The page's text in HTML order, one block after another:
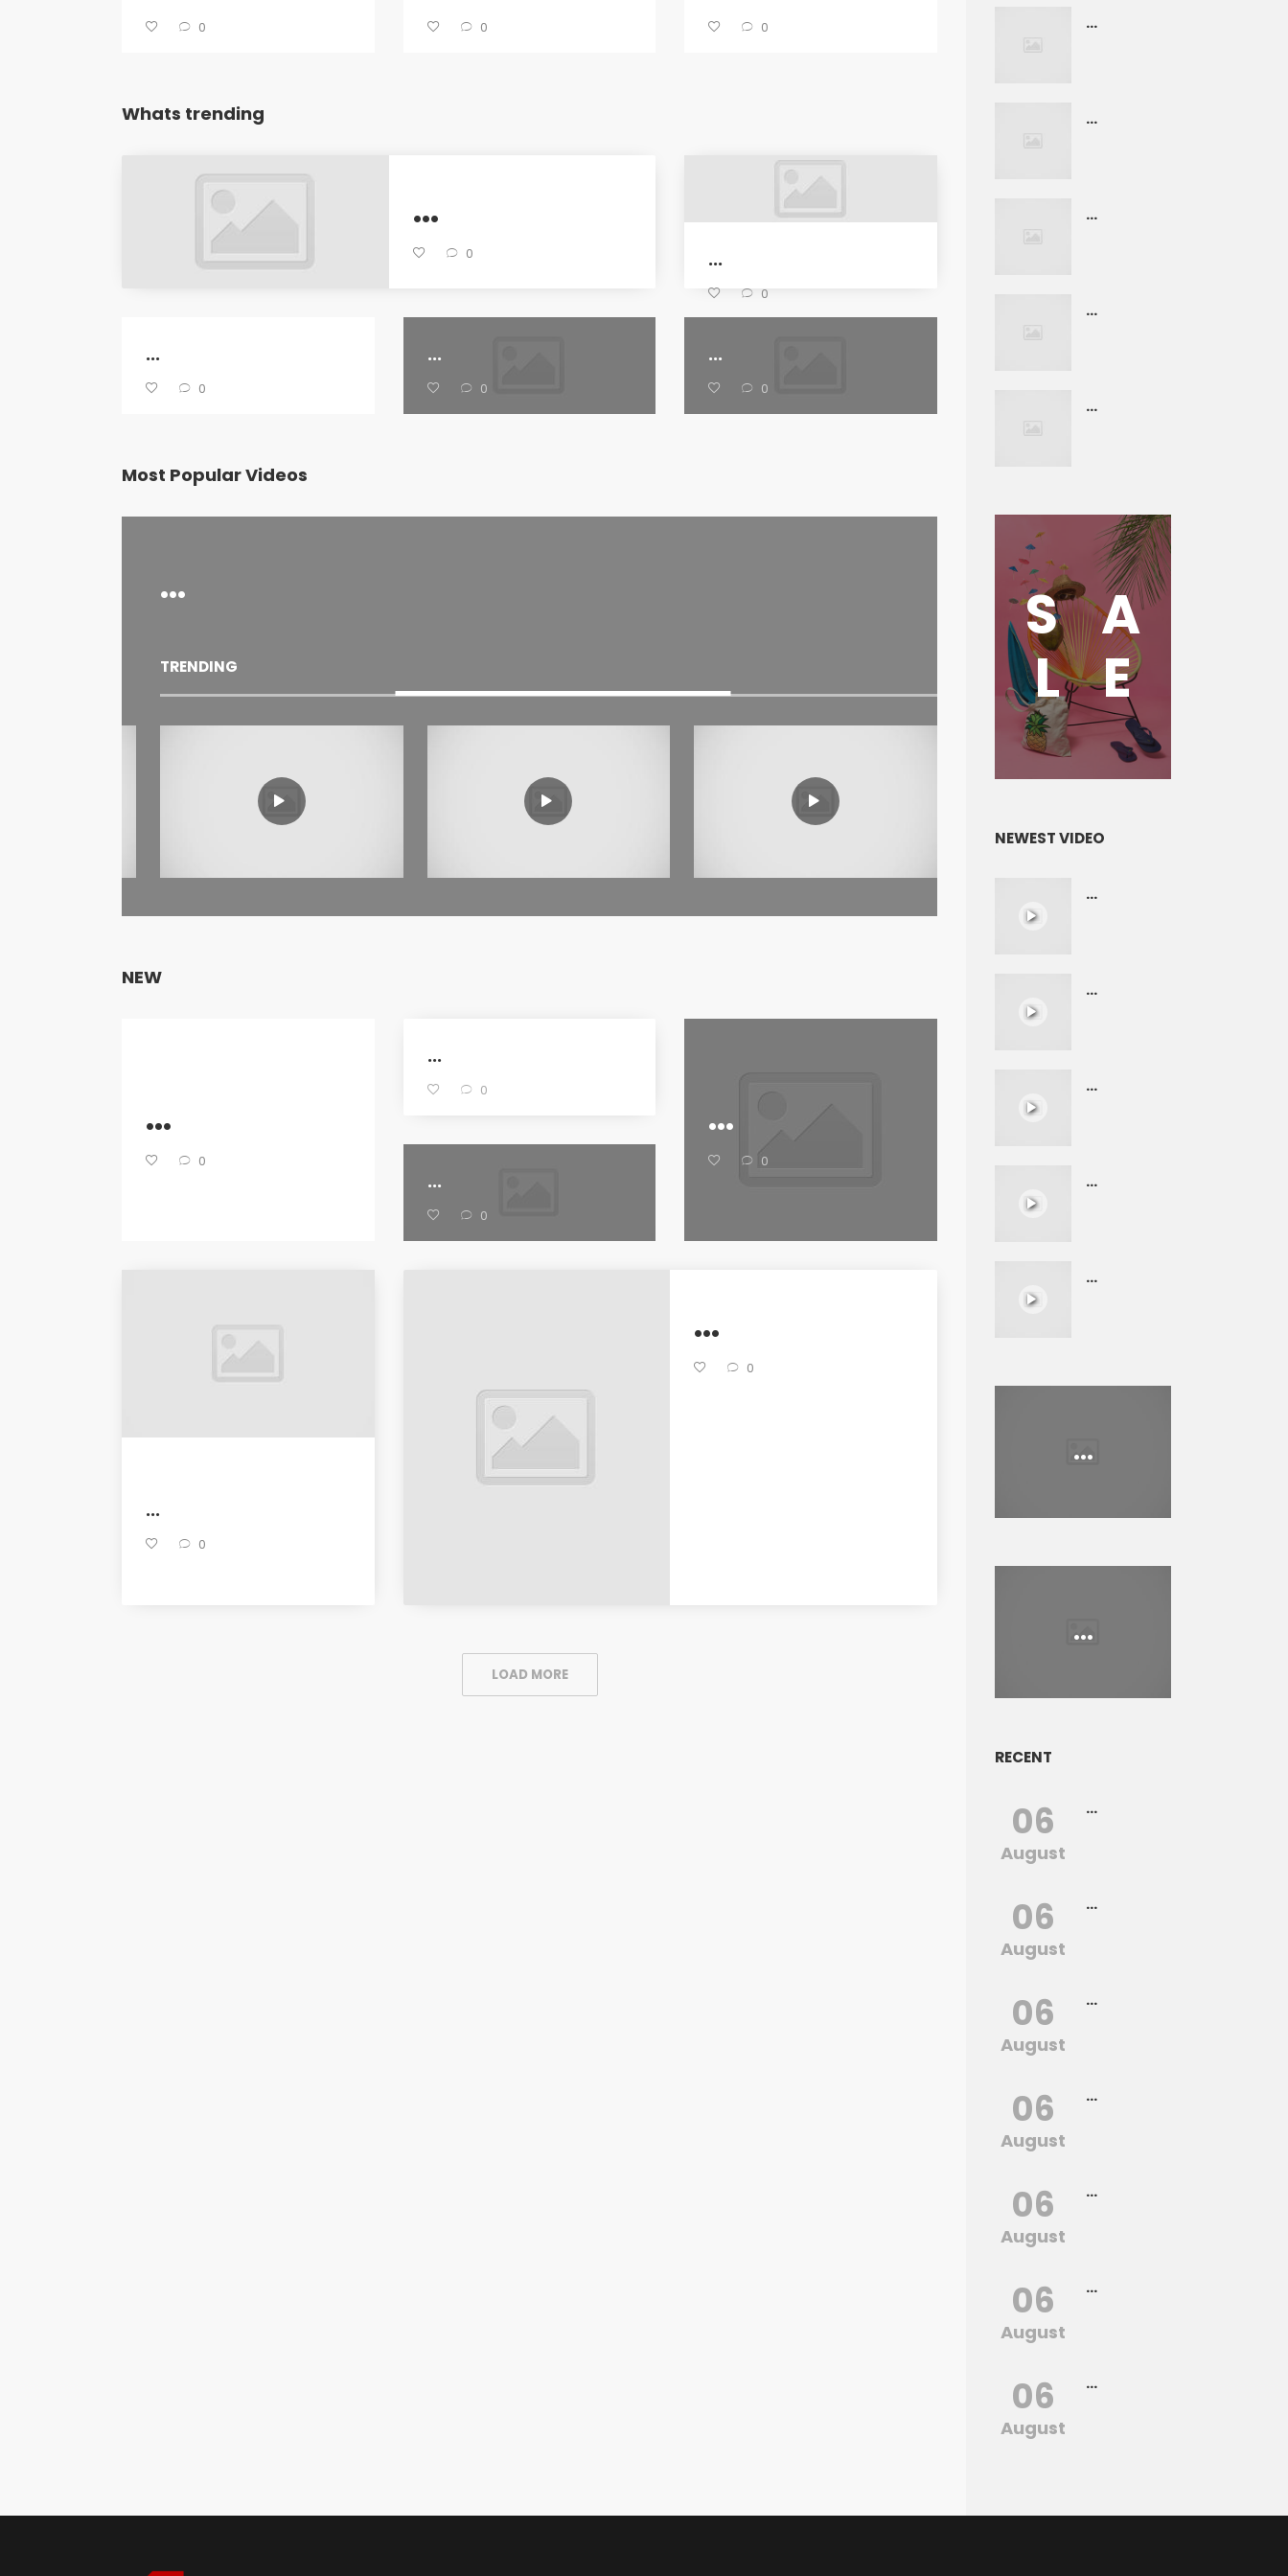
0 0 0
Whats trending
...
0 ...
0
...
0
...
0
...
0
Most Popular Videos
...
TRENDING
NEW
...
0
...
0
...
0
...
0
...
0
...
0
LOAD MORE
...
...
...
...
...
S A
L E
NEWEST VIDEO
...
...
...
...
...
...
...
RECENT
06
August
...
06
August
...
06
August
...
06
August
...
06
August
...
06
August
...
06
August
...